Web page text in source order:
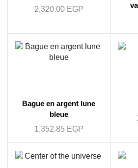
2,320.00 EGP
Bague en argent lune
bleue
1,352.85 EGP